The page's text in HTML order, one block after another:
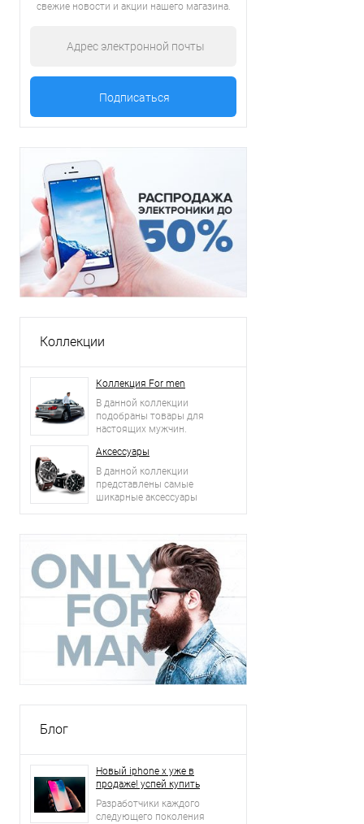
свежие новости и акции нашего магазина.
Коллекции
Коллекция For men
В данной коллекции
подобраны товары для
настоящих мужчин.
Аксессуары
В данной коллекции
представлены самые
шикарные аксессуары
Блог
Новый iphone x уже в
продаже! успей купить
Разработчики каждого
следующего поколения